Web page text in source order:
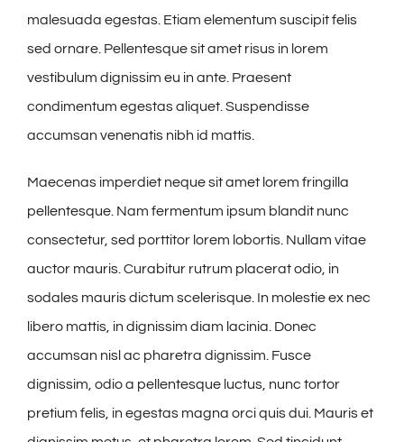
malesuada egestas. Etiam elementum suscipit felis
sed ornare. Pellentesque sit amet risus in lorem
vestibulum dignissim eu in ante. Praesent
condimentum egestas aliquet. Suspendisse
accumsan venenatis nibh id mattis.
Maecenas imperdiet neque sit amet lorem fringilla
pellentesque. Nam fermentum ipsum blandit nunc
consectetur, sed porttitor lorem lobortis. Nullam vitae
auctor mauris. Curabitur rutrum placerat odio, in
sodales mauris dictum scelerisque. In molestie ex nec
libero mattis, in dignissim diam lacinia. Donec
accumsan nisl ac pharetra dignissim. Fusce
dignissim, odio a pellentesque luctus, nunc tortor
pretium felis, in egestas magna orci quis dui. Mauris et